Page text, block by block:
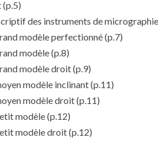
(p.5)
des instruments de micrographie
modèle perfectionné(p.7)
modèle(p.8)
modèle droit(p.9)
modèle inclinant(p.11)
modèle droit(p.11)
modèle(p.12)
modèle droit(p.12)